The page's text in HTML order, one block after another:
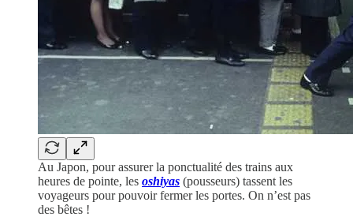
Au Japon, pour assurer la ponctualité des trains aux
heures de pointe, les oshiyas (pousseurs) tassent les
voyageurs pour pouvoir fermer les portes. On n’est pas
des bêtes !